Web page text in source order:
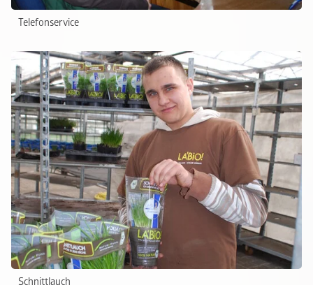
Telefonservice
Schnittlauch